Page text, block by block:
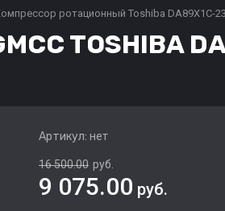
ротационный Toshiba DA89X1C-
TOSHIBA
Артикул: нет
16 500.00 руб.
9 075.00 руб.